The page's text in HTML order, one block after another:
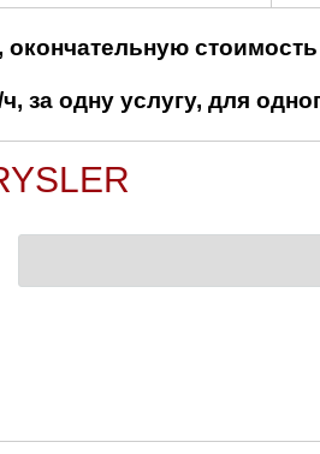
стоимость
за одну услугу, для